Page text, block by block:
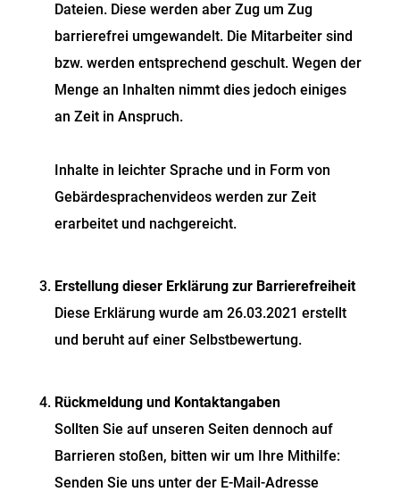
Dateien. Diese werden aber Zug um Zug
barrierefrei umgewandelt. Die Mitarbeiter sind
bzw. werden entsprechend geschult. Wegen der
Menge an Inhalten nimmt dies jedoch einiges
an Zeit in Anspruch.
Inhalte in leichter Sprache und in Form von
Gebärdesprachenvideos werden zur Zeit
erarbeitet und nachgereicht.
Erstellung dieser Erklärung zur Barrierefreiheit
Diese Erklärung wurde am 26.03.2021 erstellt
und beruht auf einer Selbstbewertung.
Rückmeldung und Kontaktangaben
Sollten Sie auf unseren Seiten dennoch auf
Barrieren stoßen, bitten wir um Ihre Mithilfe:
Senden Sie uns unter der E-Mail-Adresse